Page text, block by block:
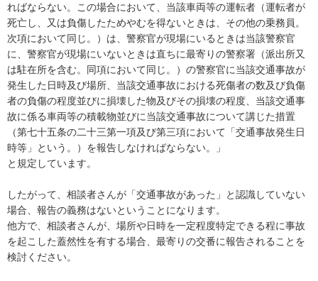
ればならない。この場合において、当該車両等の運転者（運転者が
死亡し、又は負傷したためやむを得ないときは、その他の乗務員。
次項において同じ。）は、警察官が現場にいるときは当該警察官
に、警察官が現場にいないときは直ちに最寄りの警察署（派出所又
は駐在所を含む。同項において同じ。）の警察官に当該交通事故が
発生した日時及び場所、当該交通事故における死傷者の数及び負傷
者の負傷の程度並びに損壊した物及びその損壊の程度、当該交通事
故に係る車両等の積載物並びに当該交通事故について講じた措置
（第七十五条の二十三第一項及び第三項において「交通事故発生日
時等」という。）を報告しなければならない。」
と規定しています。
したがって、相談者さんが「交通事故があった」と認識していない
場合、報告の義務はないということになります。
他方で、相談者さんが、場所や日時を一定程度特定できる程に事故
を起こした蓋然性を有する場合、最寄りの交番に報告されることを
検討ください。